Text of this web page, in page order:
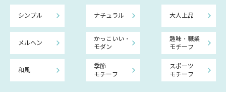
シンプル ナチュラル 大人上品
メルヘン
かっこいい・
モダン
趣味・職業
モチーフ
和風
季節
モチーフ
スポーツ
モチーフ